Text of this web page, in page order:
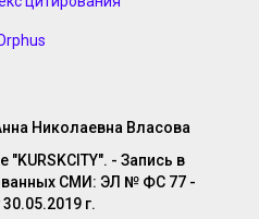
Николаевна Власова
- Запись в
СМИ: ЭЛ № ФС 77 -
г.